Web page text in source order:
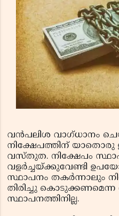
വന്‍പലിശ വാഗ്ധാനം
നിക്ഷേപത്തിന് യാതൊരു
വസ്തുത. നിക്ഷേപം
വളര്‍ച്ചയ്ക്കുവേണ്ടി
സ്ഥാപനം തകര്‍ന്നാലും
തിരിച്ചു
സ്ഥാപനത്തിനില്ല.